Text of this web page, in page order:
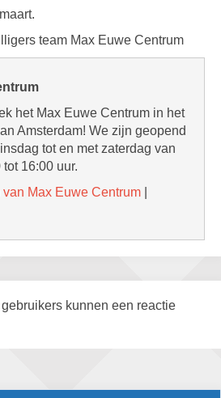
team Max Euwe Centrum
het Max Euwe Centrum in het
Amsterdam! We zijn geopend
tot en met zaterdag van
tot 16:00 uur.
Max Euwe Centrum
gebruikers kunnen een reactie